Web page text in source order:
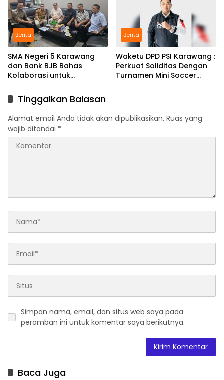
Berita
SMA Negeri 5 Karawang
dan Bank BJB Bahas
Kolaborasi untuk
Pendidikan
Berita
Waketu DPD PSI Karawang :
Perkuat Soliditas Dengan
Turnamen Mini Soccer
Tinggalkan Balasan
Alamat email Anda tidak akan dipublikasikan. Ruas yang
wajib ditandai *
Simpan nama, email, dan situs web saya pada
peramban ini untuk komentar saya berikutnya.
Baca Juga